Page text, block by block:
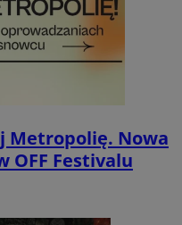
Metropolię. Nowa
OFF Festivalu